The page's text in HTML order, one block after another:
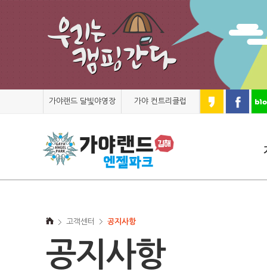
가야랜드 달빛야영장 가야 컨트리클럽
고객센터 공지사항
공지사항